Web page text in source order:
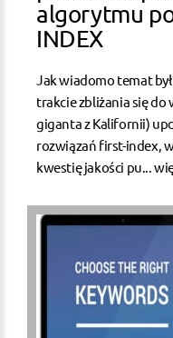
algorytmu
INDEX
Jak wiadomo temat
trakcie zbliżania się
giganta z Kalifornii)
rozwiązań first-index,
kwestię jakości pu...